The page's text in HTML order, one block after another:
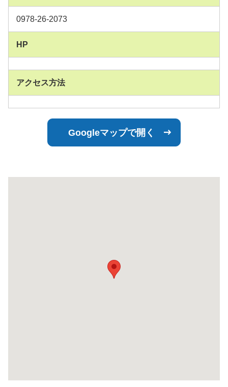
0978-26-2073
HP
アクセス方法
Googleマップで開く